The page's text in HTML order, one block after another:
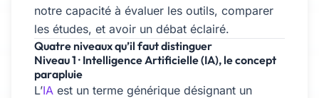
notre capacité à évaluer les outils, comparer
les études, et avoir un débat éclairé.
Quatre niveaux qu’il faut distinguer
Niveau 1 · Intelligence Artificielle (IA), le concept
parapluie
L’IA est un terme générique désignant un